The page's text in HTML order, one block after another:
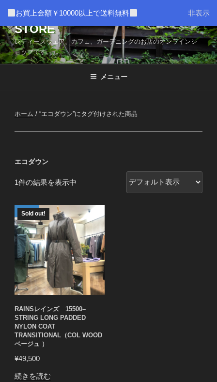
お買上金額￥10000以上で送料無料 非表示
テ
ン
ツ
へ
AMUSER * CAFE HOME WEB
STORE
レディースウェア、カフェ、ガーデニングのお店のオンラインシ
ョップです。
メニュー
ホーム / “エコダウン”にタグ付けされた商品
エコダウン
1件の結果を表示中
Sold out!
RAINSレインズ 15500–
STRING LONG PADDED
NYLON COAT
TRANSITIONAL（COL WOOD
ベージュ ）
¥49,500
続きを読む